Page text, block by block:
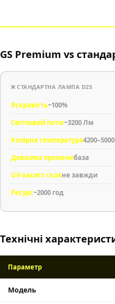
GS Premium vs
❌ СТАНДАРТНА ЛАМПА D2S
Яскравість~100%
Світловий потік~3200 Лм
Колірна температура
Довжина променябаза
UV-захист склане завжди
Ресурс~2000 год
Технічні
Параметр
Модель